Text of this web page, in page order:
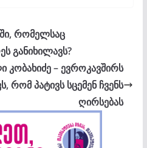
რომელსაც
განიხილავს?
კობახიძე – ევროკავშირს
რომ პატივს სცემენ ჩვენს
ღირსებას